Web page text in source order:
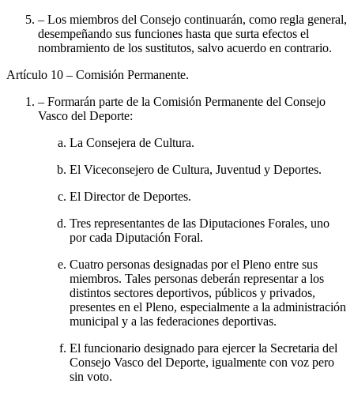
– Los miembros del Consejo continuarán, como regla general,
desempeñando sus funciones hasta que surta efectos el
nombramiento de los sustitutos, salvo acuerdo en contrario.
Artículo 10 – Comisión Permanente.
– Formarán parte de la Comisión Permanente del Consejo
Vasco del Deporte:
La Consejera de Cultura.
El Viceconsejero de Cultura, Juventud y Deportes.
El Director de Deportes.
Tres representantes de las Diputaciones Forales, uno
por cada Diputación Foral.
Cuatro personas designadas por el Pleno entre sus
miembros. Tales personas deberán representar a los
distintos sectores deportivos, públicos y privados,
presentes en el Pleno, especialmente a la administración
municipal y a las federaciones deportivas.
El funcionario designado para ejercer la Secretaria del
Consejo Vasco del Deporte, igualmente con voz pero
sin voto.